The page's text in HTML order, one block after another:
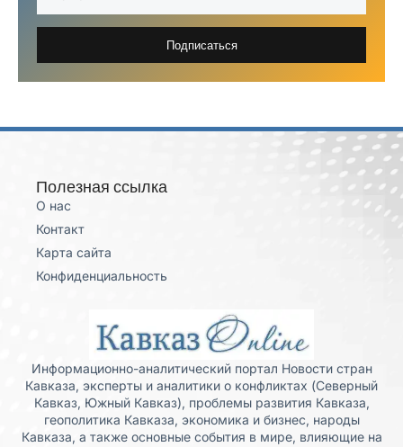
Подписаться
Полезная ссылка
О нас
Контакт
Карта сайта
Конфиденциальность
Информационно-аналитический портал Новости стран
Кавказа, эксперты и аналитики о конфликтах (Северный
Кавказ, Южный Кавказ), проблемы развития Кавказа,
геополитика Кавказа, экономика и бизнес, народы
Кавказа, а также основные события в мире, влияющие на